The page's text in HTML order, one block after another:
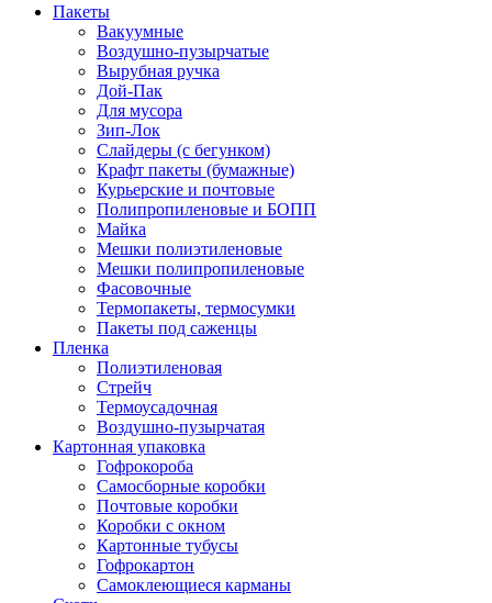
Пакеты
Вакуумные
Воздушно-пузырчатые
Вырубная ручка
Дой-Пак
Для мусора
Зип-Лок
Слайдеры (с бегунком)
Крафт пакеты (бумажные)
Курьерские и почтовые
Полипропиленовые и БОПП
Майка
Мешки полиэтиленовые
Мешки полипропиленовые
Фасовочные
Термопакеты, термосумки
Пакеты под саженцы
Пленка
Полиэтиленовая
Стрейч
Термоусадочная
Воздушно-пузырчатая
Картонная упаковка
Гофрокороба
Самосборные коробки
Почтовые коробки
Коробки с окном
Картонные тубусы
Гофрокартон
Самоклеющиеся карманы